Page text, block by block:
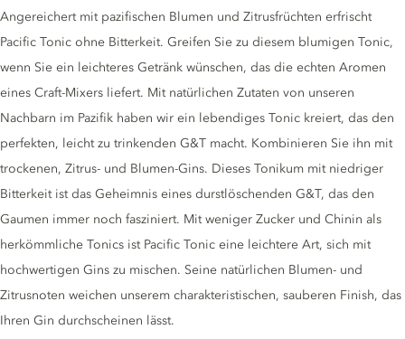
Tonic description
Angereichert mit pazifischen Blumen und Zitrusfrüchten erfrischt
Pacific Tonic ohne Bitterkeit. Greifen Sie zu diesem blumigen Tonic,
wenn Sie ein leichteres Getränk wünschen, das die echten Aromen
eines Craft-Mixers liefert. Mit natürlichen Zutaten von unseren
Nachbarn im Pazifik haben wir ein lebendiges Tonic kreiert, das den
perfekten, leicht zu trinkenden G&T macht. Kombinieren Sie ihn mit
trockenen, Zitrus- und Blumen-Gins. Dieses Tonikum mit niedriger
Bitterkeit ist das Geheimnis eines durstlöschenden G&T, das den
Gaumen immer noch fasziniert. Mit weniger Zucker und Chinin als
herkömmliche Tonics ist Pacific Tonic eine leichtere Art, sich mit
hochwertigen Gins zu mischen. Seine natürlichen Blumen- und
Zitrusnoten weichen unserem charakteristischen, sauberen Finish, das
Ihren Gin durchscheinen lässt.